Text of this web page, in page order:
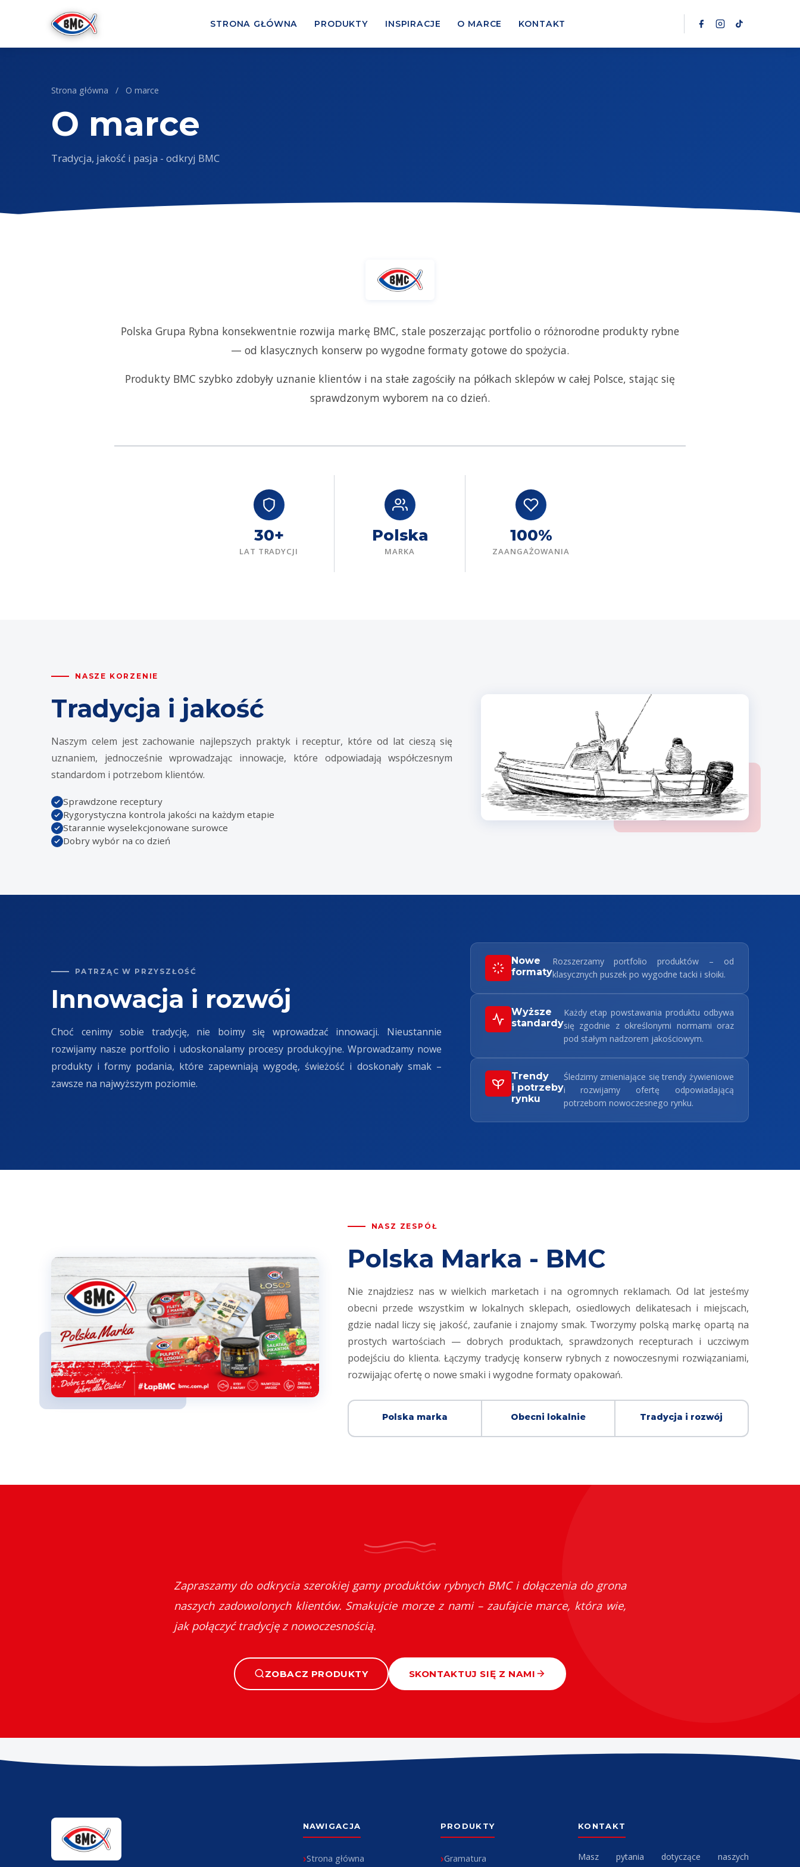
STRONA GŁÓWNA PRODUKTY INSPIRACJE O MARCE KONTAKT
Strona główna / O marce
O marce
Tradycja, jakość i pasja - odkryj BMC
Polska Grupa Rybna konsekwentnie rozwija markę BMC, stale poszerzając portfolio o różnorodne produkty rybne
— od klasycznych konserw po wygodne formaty gotowe do spożycia.
Produkty BMC szybko zdobyły uznanie klientów i na stałe zagościły na półkach sklepów w całej Polsce, stając się
sprawdzonym wyborem na co dzień.
30+
LAT TRADYCJI
Polska
MARKA
100%
ZAANGAŻOWANIA
NASZE KORZENIE
Tradycja i jakość
Naszym celem jest zachowanie najlepszych praktyk i receptur, które od lat cieszą się
uznaniem, jednocześnie wprowadzając innowacje, które odpowiadają współczesnym
standardom i potrzebom klientów.
Sprawdzone receptury
Rygorystyczna kontrola jakości na każdym etapie
Starannie wyselekcjonowane surowce
Dobry wybór na co dzień
PATRZĄC W PRZYSZŁOŚĆ
Innowacja i rozwój
Choć cenimy sobie tradycję, nie boimy się wprowadzać innowacji. Nieustannie
rozwijamy nasze portfolio i udoskonalamy procesy produkcyjne. Wprowadzamy nowe
produkty i formy podania, które zapewniają wygodę, świeżość i doskonały smak –
zawsze na najwyższym poziomie.
Nowe
formaty
Rozszerzamy portfolio produktów – od
klasycznych puszek po wygodne tacki i słoiki.
Wyższe
standardy
Każdy etap powstawania produktu odbywa
się zgodnie z określonymi normami oraz
pod stałym nadzorem jakościowym.
Trendy
i potrzeby
rynku
Śledzimy zmieniające się trendy żywieniowe
i rozwijamy ofertę odpowiadającą
potrzebom nowoczesnego rynku.
NASZ ZESPÓŁ
Polska Marka - BMC
Nie znajdziesz nas w wielkich marketach i na ogromnych reklamach. Od lat jesteśmy
obecni przede wszystkim w lokalnych sklepach, osiedlowych delikatesach i miejscach,
gdzie nadal liczy się jakość, zaufanie i znajomy smak. Tworzymy polską markę opartą na
prostych wartościach — dobrych produktach, sprawdzonych recepturach i uczciwym
podejściu do klienta. Łączymy tradycję konserw rybnych z nowoczesnymi rozwiązaniami,
rozwijając ofertę o nowe smaki i wygodne formaty opakowań.
Polska marka Obecni lokalnie Tradycja i rozwój
Zapraszamy do odkrycia szerokiej gamy produktów rybnych BMC i dołączenia do grona
naszych zadowolonych klientów. Smakujcie morze z nami – zaufajcie marce, która wie,
jak połączyć tradycję z nowoczesnością.
ZOBACZ PRODUKTY SKONTAKTUJ SIĘ Z NAMI
NAWIGACJA
Strona główna
PRODUKTY
Gramatura
KONTAKT
Masz pytania dotyczące naszych